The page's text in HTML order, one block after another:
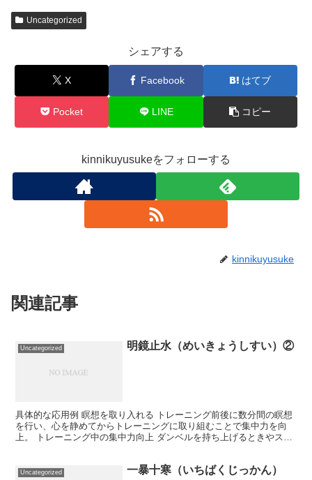
Uncategorized
シェアする
X Facebook はてブ
Pocket LINE コピー
kinnikuyusukeをフォローする
kinnikuyusuke
関連記事
Uncategorized 明鏡止水（めいきょうしすい）②
具体的な応用例 瞑想を取り入れる トレーニング前後に数分間の瞑想
を行い、心を静めてからトレーニングに取り組むことで集中力を向
上。 トレーニング中の集中力向上 ダンベルを持ち上げるときやスク
Uncategorized 一暴十寒（いちばくじっかん）